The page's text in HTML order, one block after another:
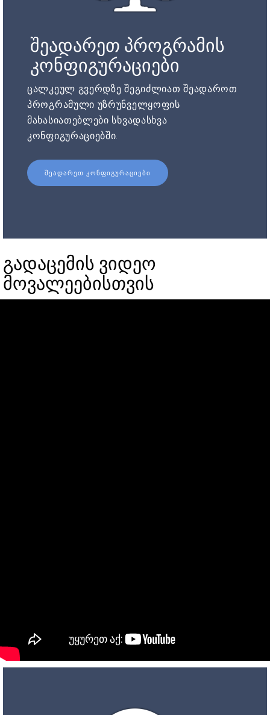
შეადარეთ პროგრამის
კონფიგურაციები
ცალკეულ გვერდზე შეგიძლიათ შეადაროთ
პროგრამული უზრუნველყოფის
მახასიათებლები სხვადასხვა
კონფიგურაციებში.
ᲨᲔᲐᲓᲐᲠᲔᲗ ᲙᲝᲜᲤᲘᲒᲣᲠᲐᲪᲘᲔᲑᲘ
გადაცემის ვიდეო
მოვალეებისთვის